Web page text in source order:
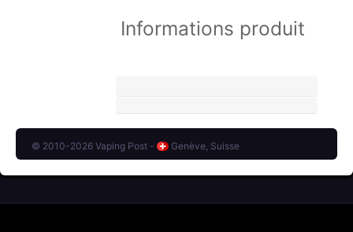
Informations produit
© 2010-2026 Vaping Post - Genève, Suisse